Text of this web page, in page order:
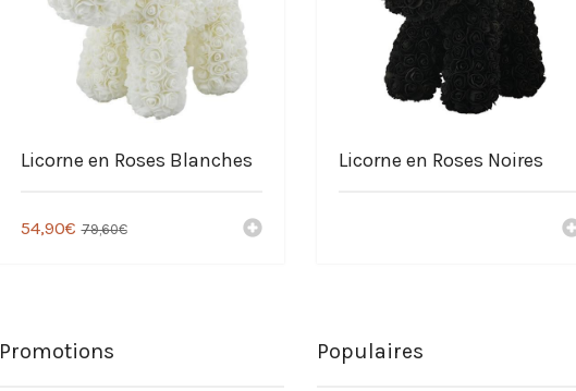
Licorne en Roses Blanches
79,60€
54,90€
Licorne en Roses Noires
Promotions Populaires